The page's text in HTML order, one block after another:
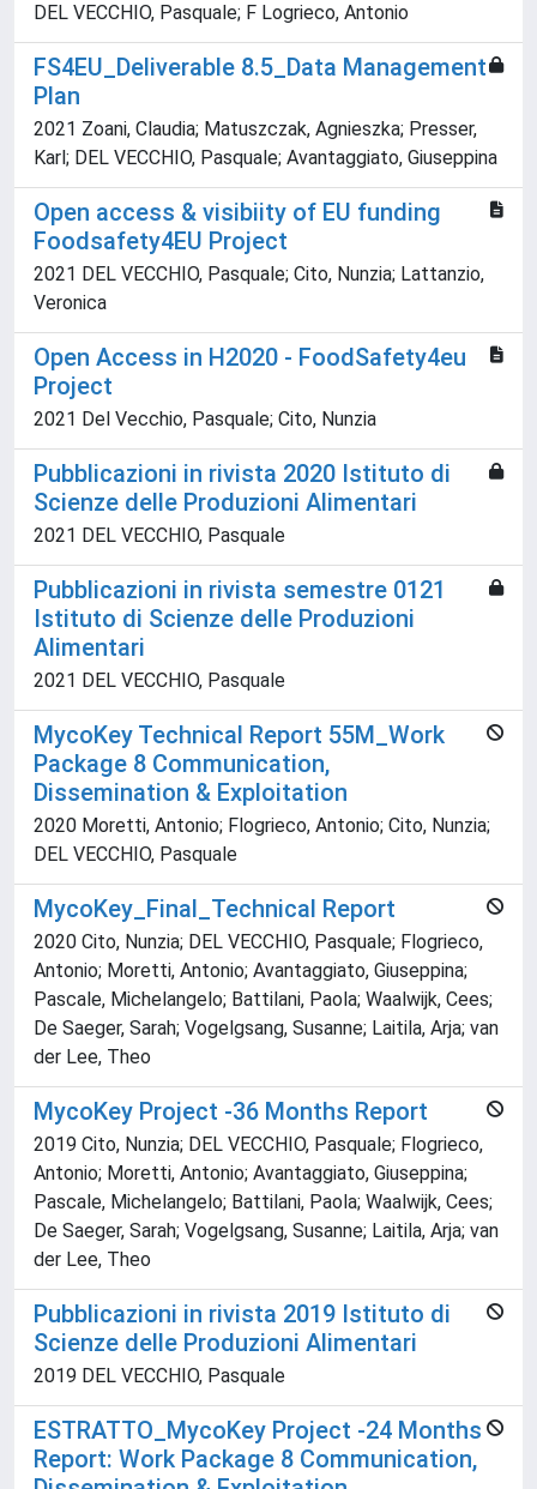
DEL VECCHIO, Pasquale; F Logrieco, Antonio
FS4EU_Deliverable 8.5_Data Management
Plan
2021 Zoani, Claudia; Matuszczak, Agnieszka; Presser,
Karl; DEL VECCHIO, Pasquale; Avantaggiato, Giuseppina
Open access & visibiity of EU funding
Foodsafety4EU Project
2021 DEL VECCHIO, Pasquale; Cito, Nunzia; Lattanzio,
Veronica
Open Access in H2020 - FoodSafety4eu
Project
2021 Del Vecchio, Pasquale; Cito, Nunzia
Pubblicazioni in rivista 2020 Istituto di
Scienze delle Produzioni Alimentari
2021 DEL VECCHIO, Pasquale
Pubblicazioni in rivista semestre 0121
Istituto di Scienze delle Produzioni
Alimentari
2021 DEL VECCHIO, Pasquale
MycoKey Technical Report 55M_Work
Package 8 Communication,
Dissemination & Exploitation
2020 Moretti, Antonio; Flogrieco, Antonio; Cito, Nunzia;
DEL VECCHIO, Pasquale
MycoKey_Final_Technical Report
2020 Cito, Nunzia; DEL VECCHIO, Pasquale; Flogrieco,
Antonio; Moretti, Antonio; Avantaggiato, Giuseppina;
Pascale, Michelangelo; Battilani, Paola; Waalwijk, Cees;
De Saeger, Sarah; Vogelgsang, Susanne; Laitila, Arja; van
der Lee, Theo
MycoKey Project -36 Months Report
2019 Cito, Nunzia; DEL VECCHIO, Pasquale; Flogrieco,
Antonio; Moretti, Antonio; Avantaggiato, Giuseppina;
Pascale, Michelangelo; Battilani, Paola; Waalwijk, Cees;
De Saeger, Sarah; Vogelgsang, Susanne; Laitila, Arja; van
der Lee, Theo
Pubblicazioni in rivista 2019 Istituto di
Scienze delle Produzioni Alimentari
2019 DEL VECCHIO, Pasquale
ESTRATTO_MycoKey Project -24 Months
Report: Work Package 8 Communication,